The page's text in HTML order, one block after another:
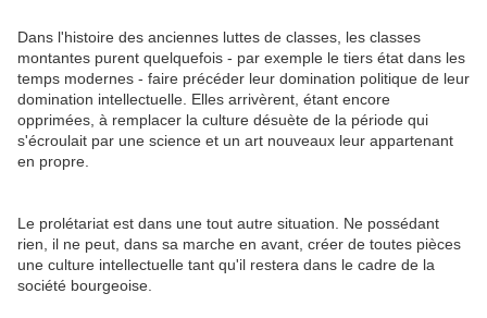
Dans l'histoire des anciennes luttes de classes, les classes
montantes purent quelquefois - par exemple le tiers état dans les
temps modernes - faire précéder leur domination politique de leur
domination intellectuelle. Elles arrivèrent, étant encore
opprimées, à remplacer la culture désuète de la période qui
s'écroulait par une science et un art nouveaux leur appartenant
en propre.
Le prolétariat est dans une tout autre situation. Ne possédant
rien, il ne peut, dans sa marche en avant, créer de toutes pièces
une culture intellectuelle tant qu'il restera dans le cadre de la
société bourgeoise.